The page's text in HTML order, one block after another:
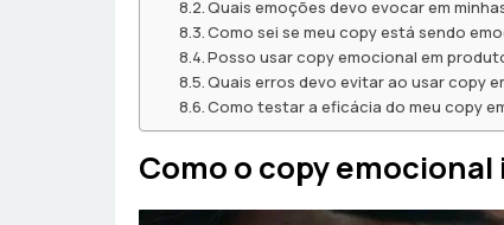
Quais emoções devo evocar em
Como sei se meu copy está sendo
Posso usar copy emocional em
Quais erros devo evitar ao usar copy
Como testar a eficácia do meu copy
Como o copy